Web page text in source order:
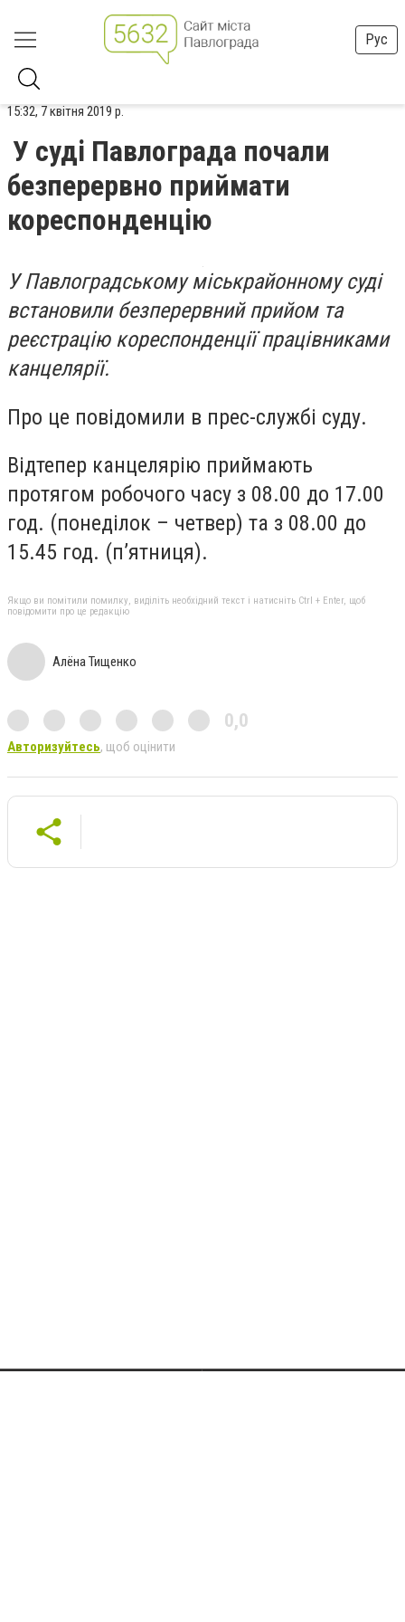
Рус
15:32, 7 квітня 2019 р.
У суді Павлограда почали
безперервно приймати
кореспонденцію
У Павлоградському міськрайонному суді
встановили безперервний прийом та
реєстрацію кореспонденції працівниками
канцелярії.
Про це повідомили в прес-службі суду.
Відтепер канцелярію приймають
протягом робочого часу з 08.00 до 17.00
год. (понеділок – четвер) та з 08.00 до
15.45 год. (п’ятниця).
Якщо ви помітили помилку, виділіть необхідний текст і натисніть Ctrl + Enter, щоб
повідомити про це редакцію
Алёна Тищенко
0,0
Авторизуйтесь, щоб оцінити